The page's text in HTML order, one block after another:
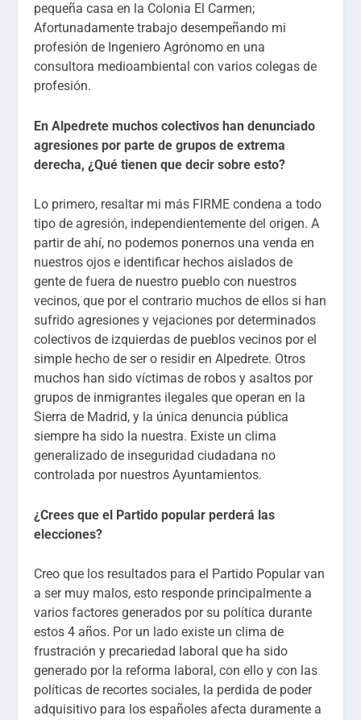
pequeña casa en la Colonia El Carmen;
Afortunadamente trabajo desempeñando mi
profesión de Ingeniero Agrónomo en una
consultora medioambiental con varios colegas de
profesión.
En Alpedrete muchos colectivos han denunciado
agresiones por parte de grupos de extrema
derecha, ¿Qué tienen que decir sobre esto?
Lo primero, resaltar mi más FIRME condena a todo
tipo de agresión, independientemente del origen. A
partir de ahí, no podemos ponernos una venda en
nuestros ojos e identificar hechos aislados de
gente de fuera de nuestro pueblo con nuestros
vecinos, que por el contrario muchos de ellos si han
sufrido agresiones y vejaciones por determinados
colectivos de izquierdas de pueblos vecinos por el
simple hecho de ser o residir en Alpedrete. Otros
muchos han sido víctimas de robos y asaltos por
grupos de inmigrantes ilegales que operan en la
Sierra de Madrid, y la única denuncia pública
siempre ha sido la nuestra. Existe un clima
generalizado de inseguridad ciudadana no
controlada por nuestros Ayuntamientos.
¿Crees que el Partido popular perderá las
elecciones?
Creo que los resultados para el Partido Popular van
a ser muy malos, esto responde principalmente a
varios factores generados por su política durante
estos 4 años. Por un lado existe un clima de
frustración y precariedad laboral que ha sido
generado por la reforma laboral, con ello y con las
políticas de recortes sociales, la perdida de poder
adquisitivo para los españoles afecta duramente a